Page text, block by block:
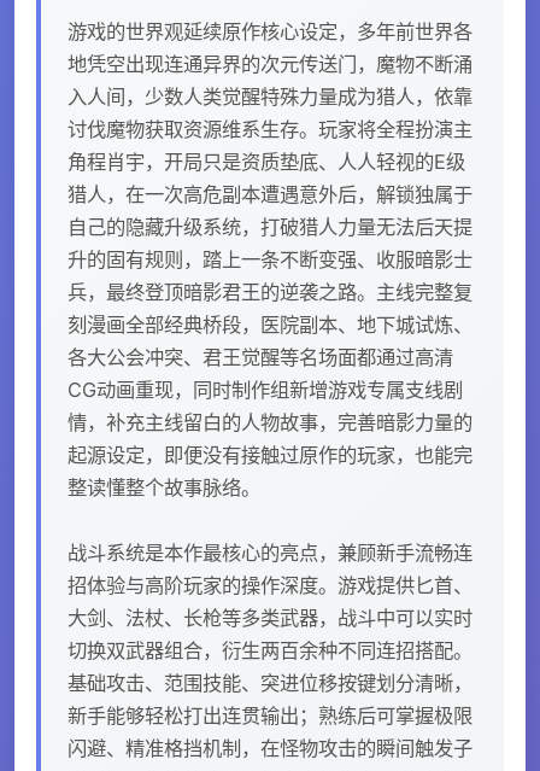
游戏的世界观延续原作核心设定，多年前世界各
地凭空出现连通异界的次元传送门，魔物不断涌
入人间，少数人类觉醒特殊力量成为猎人，依靠
讨伐魔物获取资源维系生存。玩家将全程扮演主
角程肖宇，开局只是资质垫底、人人轻视的E级
猎人，在一次高危副本遭遇意外后，解锁独属于
自己的隐藏升级系统，打破猎人力量无法后天提
升的固有规则，踏上一条不断变强、收服暗影士
兵，最终登顶暗影君王的逆袭之路。主线完整复
刻漫画全部经典桥段，医院副本、地下城试炼、
各大公会冲突、君王觉醒等名场面都通过高清
CG动画重现，同时制作组新增游戏专属支线剧
情，补充主线留白的人物故事，完善暗影力量的
起源设定，即便没有接触过原作的玩家，也能完
整读懂整个故事脉络。
战斗系统是本作最核心的亮点，兼顾新手流畅连
招体验与高阶玩家的操作深度。游戏提供匕首、
大剑、法杖、长枪等多类武器，战斗中可以实时
切换双武器组合，衍生两百余种不同连招搭配。
基础攻击、范围技能、突进位移按键划分清晰，
新手能够轻松打出连贯输出；熟练后可掌握极限
闪避、精准格挡机制，在怪物攻击的瞬间触发子